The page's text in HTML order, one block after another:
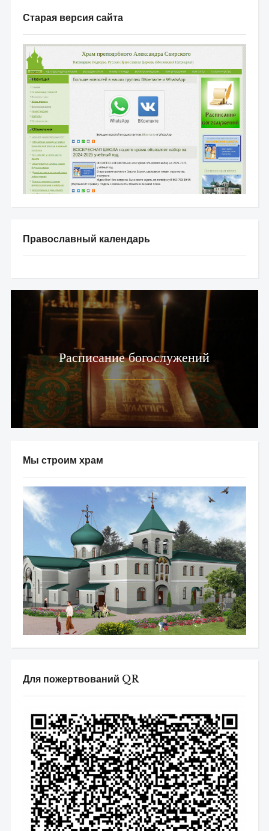
Старая версия сайта
Православный календарь
Расписание богослужений
Мы строим храм
Для пожертвований QR